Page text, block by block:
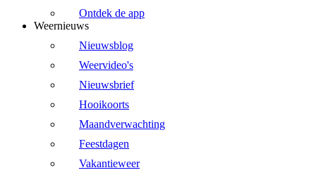
Ontdek de app
Weernieuws
Nieuwsblog
Weervideo's
Nieuwsbrief
Hooikoorts
Maandverwachting
Feestdagen
Vakantieweer